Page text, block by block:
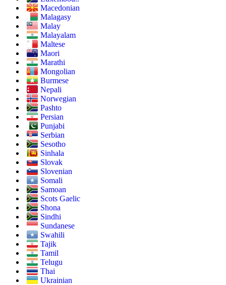
Macedonian
Malagasy
Malay
Malayalam
Maltese
Maori
Marathi
Mongolian
Burmese
Nepali
Norwegian
Pashto
Persian
Punjabi
Serbian
Sesotho
Sinhala
Slovak
Slovenian
Somali
Samoan
Scots Gaelic
Shona
Sindhi
Sundanese
Swahili
Tajik
Tamil
Telugu
Thai
Ukrainian